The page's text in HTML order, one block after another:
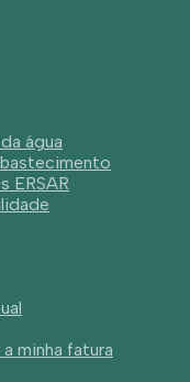
água
ERSAR
minha fatura